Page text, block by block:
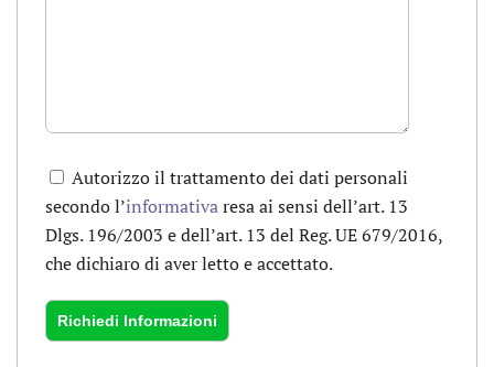
Autorizzo il trattamento dei dati personali
secondo l’informativaresa ai sensi dell’art. 13
Dlgs. 196/2003 e dell’art. 13 del Reg. UE 679/2016,
che dichiaro di aver letto e accettato.